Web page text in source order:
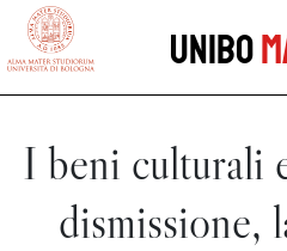
vai al contenuto della pagina
Unibo
I beni culturali
dismissione,